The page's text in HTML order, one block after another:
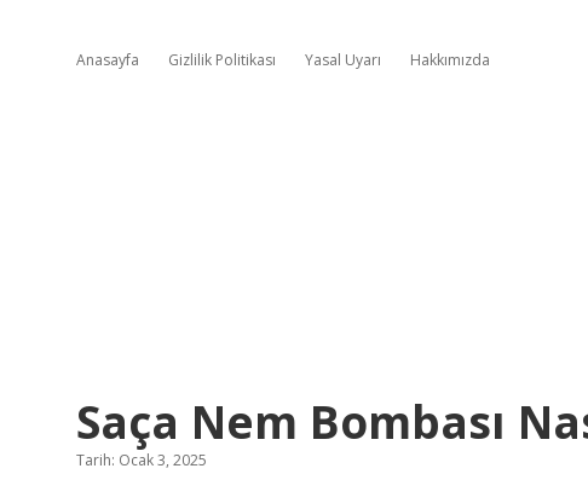
Anasayfa Gizlilik Politikası Yasal Uyarı Hakkımızda
Saça Nem Bombası
Tarih: Ocak 3, 2025